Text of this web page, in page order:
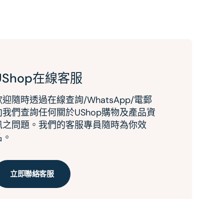
在線客服
迎隨時透過在線查詢/WhatsApp/電郵
我們查詢任何關於UShop購物及產品資
之問題。我們的客服專員隨時為你效
立即聯絡客服